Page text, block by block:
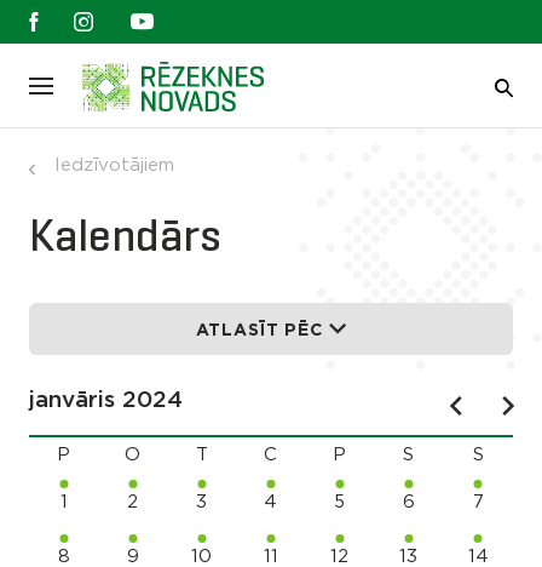
Iedzīvotājiem
Kalendārs
ATLASĪT PĒC
janvāris 2024
P O C P S S
1 2 3 4 5 6 7
8 9 10 11 12 13 14